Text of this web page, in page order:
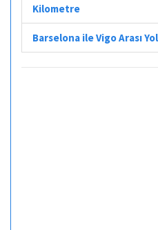
Kilometre
Barselona ile Vigo Arası